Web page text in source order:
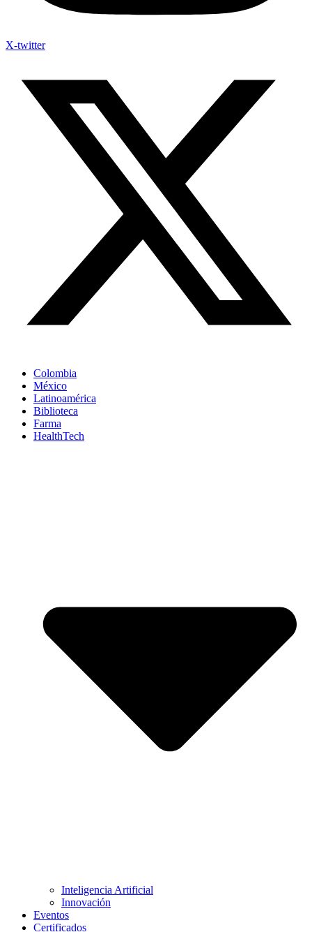
X-twitter
Colombia
México
Latinoamérica
Biblioteca
Farma
HealthTech
Inteligencia Artificial
Innovación
Eventos
Certificados